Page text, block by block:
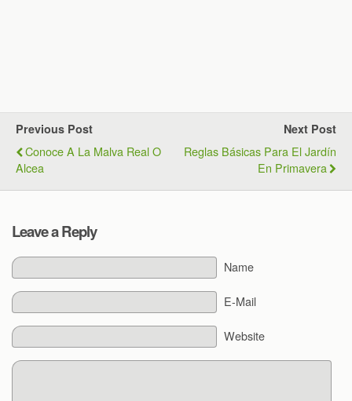
Previous Post
Conoce A La Malva Real O
Alcea
Next Post
Reglas Básicas Para El Jardín
En Primavera
Leave a Reply
Name
E-Mail
Website